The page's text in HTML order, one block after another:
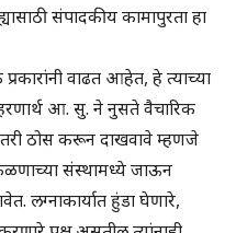
संपादकीय कामापुरता हा
वाढत आहेत, हे त्याच्या
आ. सु. ने नुसते वैचारिक
ठोस करून दाखवावे म्हणजे
संस्थामध्ये जाऊन
लग्नाकार्यात हुंडा घेणारे,